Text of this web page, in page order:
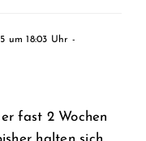
um 18:03 Uhr -
fast 2 Wochen